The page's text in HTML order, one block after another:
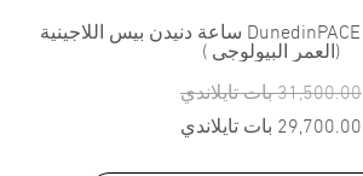
DunedinPACE Epigenetic Clock ساعة دنيدن بيس اللاجينية
(العمر البيولوجي )
31,500.00 بات تايلاندي
29,700.00 بات تايلاندي